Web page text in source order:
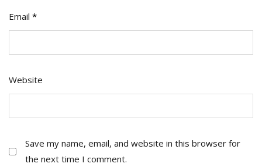
Email *
Website
Save my name, email, and website in this browser for
the next time I comment.